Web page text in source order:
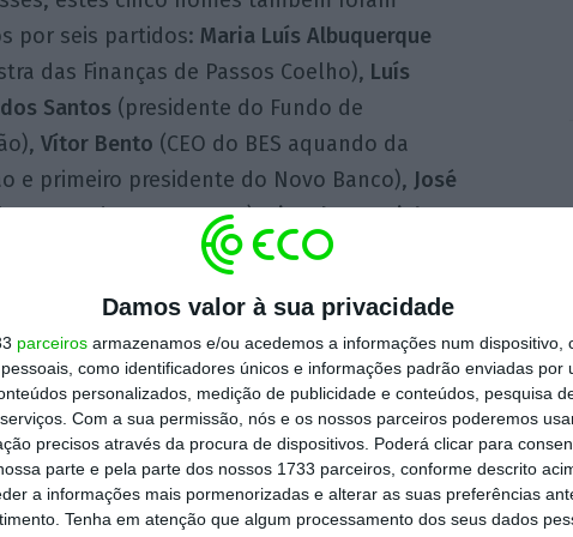
Damos valor à sua privacidade
parceiros armazenamos e/ou acedemos a informações num dispositivo,
como identificadores únicos e informações padrão enviadas por
personalizados, medição de publicidade e conteúdos, pesquisa
Com a sua permissão, nós e os nossos parceiros poderemos
precisos através da procura de dispositivos. Poderá clicar para
parte e pela parte dos nossos 1733 parceiros, conforme descrito
a informações mais pormenorizadas e alterar as suas preferências
Tenha em atenção que algum processamento dos seus dados
por seis partidos: Maria Luís Albuquerque
das Finanças de Passos Coelho), Luís
Santos (presidente do Fundo de
Vítor Bento (CEO do BES aquando da
e primeiro presidente do Novo Banco), José
do Novo Banco),Ricardo Mourinho
e Finanças).
do Novo Banco,Byron Haynes
sido um nome requerido por cinco
de Jesus, ex-presidente da comissão
parlamentares edeverá regressar ao
polémicas no passado.